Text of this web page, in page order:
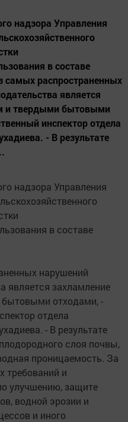
надзора Управления
в составе
самых распространенных
является
и твердыми бытовыми
инспектор отдела
- В результате
надзора Управления
в составе
нарушений
является захламление
отходами, -
отдела
- В результате
слоя почвы,
проницаемость. За
требований и
улучшению, защите
водной эрозии и
и иного